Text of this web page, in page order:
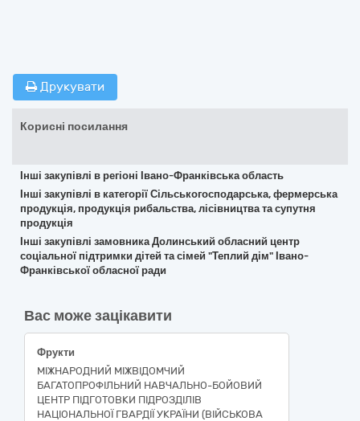
Друкувати
Корисні посилання
Інші закупівлі в регіоні Івано-Франківська область
Інші закупівлі в категорії Сільськогосподарська, фермерська
продукція, продукція рибальства, лісівництва та супутня
продукція
Інші закупівлі замовника Долинський обласний центр
соціальної підтримки дітей та сімей "Теплий дім" Івано-
Франківської обласної ради
Вас може зацікавити
Фрукти
МІЖНАРОДНИЙ МІЖВІДОМЧИЙ
БАГАТОПРОФІЛЬНИЙ НАВЧАЛЬНО-БОЙОВИЙ
ЦЕНТР ПІДГОТОВКИ ПІДРОЗДІЛІВ
НАЦІОНАЛЬНОЇ ГВАРДІЇ УКРАЇНИ (ВІЙСЬКОВА